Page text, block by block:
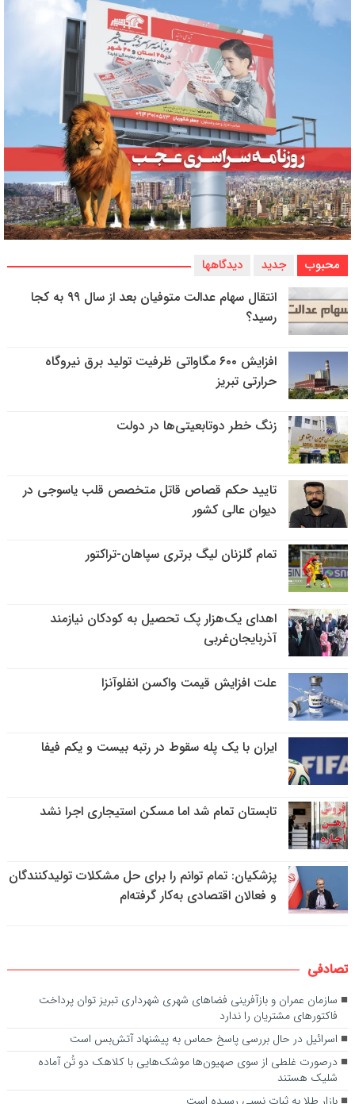
محبوب جدید دیدگاهها
انتقال سهام عدالت متوفیان بعد از سال ۹۹ به کجا
رسید؟
افزایش ۶۰۰ مگاواتی ظرفیت تولید برق نیروگاه
حرارتی تبریز
زنگ خطر دوتابعیتی‌ها در دولت
تایید حکم قصاص قاتل متخصص قلب یاسوجی در
دیوان عالی کشور
تمام گلزنان لیگ‌ برتری سپاهان-تراکتور
اهدای یک‌هزار پک تحصیل به کودکان نیازمند
آذربایجان‌غربی
علت افزایش قیمت واکسن انفلوآنزا
ایران با یک پله سقوط در رتبه بیست و یکم فیفا
تابستان تمام شد اما مسکن استیجاری اجرا نشد
پزشکیان: تمام توانم را برای حل مشکلات تولیدکنندگان
و فعالان اقتصادی به‌کار گرفته‌ام
تصادفی
سازمان عمران و بازآفرینی فضاهای شهری شهرداری تبریز توان پرداخت
فاکتورهای مشتریان را ندارد
اسرائیل در حال بررسی پاسخ حماس به پیشنهاد آتش‌بس است
درصورت غلطی از سوی صهیون‌ها موشک‌هایی با کلاهک دو تُن آماده
شلیک هستند